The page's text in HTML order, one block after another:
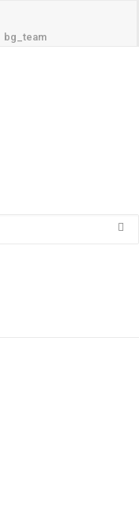
bg_team